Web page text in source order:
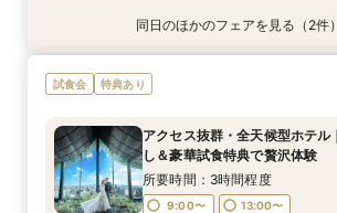
特典あり
8/10(月)
おもてなし◎【ご親族様中心の
グ】特選牛食べ比べフェア
10:00〜 14:00〜
特典あり
8/10(月)
【マイナビ限定◆平日BIG】初
すすめ◎ナチュラルな選べるチ
きる安心相談会
所要時間：3時間程度
同日のほかのフェアを見る（2件）
試食会 特典あり
アクセス抜群・全天候型ホテル
し＆豪華試食特典で贅沢体験
所要時間：3時間程度
9:00〜
13:00〜